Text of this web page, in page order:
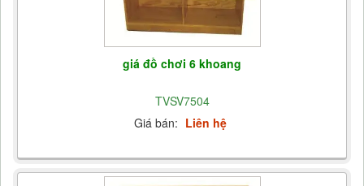
giá đồ chơi 6 khoang
TVSV7504
Giá bán: Liên hệ